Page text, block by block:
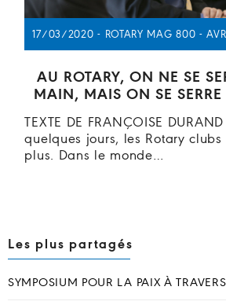
17/03/2020 - ROTARY MAG 800 -
AU ROTARY, ON NE SE
MAIN, MAIS ON SE SERRE
TEXTE DE FRANÇOISE
quelques jours, les Rotary clubs
plus. Dans le monde…
Les plus partagés
SYMPOSIUM POUR LA PAIX À